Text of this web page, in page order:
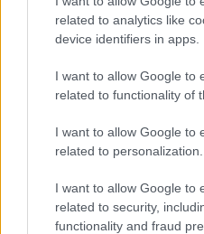
related to analytics like
device identifiers in apps.
I want to allow Google to
related to functionality of
I want to allow Google to
related to personalization.
I want to allow Google to
related to security,
functionality and fraud
iskoláját
Flórián